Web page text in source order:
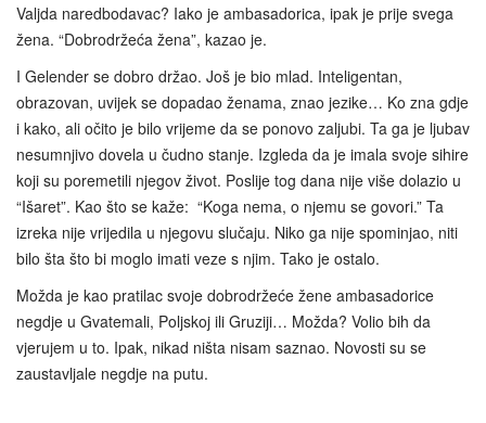
Valjda naredbodavac? Iako je ambasadorica, ipak je prije svega
žena. “Dobrodržeća žena”, kazao je.
I Gelender se dobro držao. Još je bio mlad. Inteligentan,
obrazovan, uvijek se dopadao ženama, znao jezike… Ko zna gdje
i kako, ali očito je bilo vrijeme da se ponovo zaljubi. Ta ga je ljubav
nesumnjivo dovela u čudno stanje. Izgleda da je imala svoje sihire
koji su poremetili njegov život. Poslije tog dana nije više dolazio u
“Išaret”. Kao što se kaže: “Koga nema, o njemu se govori.” Ta
izreka nije vrijedila u njegovu slučaju. Niko ga nije spominjao, niti
bilo šta što bi moglo imati veze s njim. Tako je ostalo.
Možda je kao pratilac svoje dobrodržeće žene ambasadorice
negdje u Gvatemali, Poljskoj ili Gruziji… Možda? Volio bih da
vjerujem u to. Ipak, nikad ništa nisam saznao. Novosti su se
zaustavljale negdje na putu.